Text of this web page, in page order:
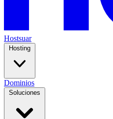
Hostsuar
Hosting
Dominios
Soluciones